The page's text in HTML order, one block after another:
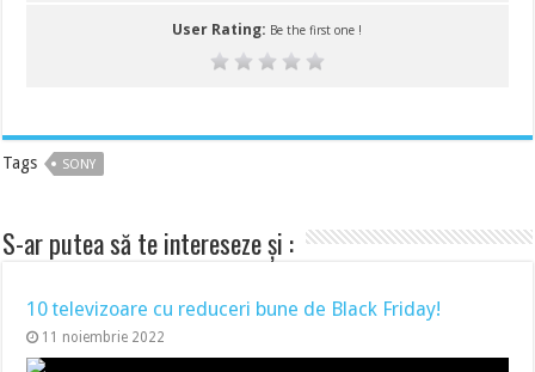
User Rating: Be the first one !
Tags SONY
S-ar putea să te intereseze și :
10 televizoare cu reduceri bune de Black Friday!
11 noiembrie 2022